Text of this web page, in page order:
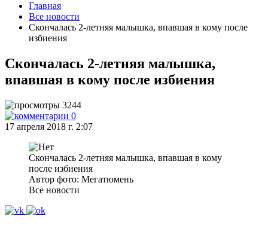
Главная
Все новости
Скончалась 2-летняя малышка, впавшая в кому после
избиения
Скончалась 2-летняя малышка,
впавшая в кому после избиения
3244
0
17 апреля 2018 г. 2:07
Скончалась 2-летняя малышка, впавшая в кому
после избиения
Автор фото: Мегатюмень
Все новости